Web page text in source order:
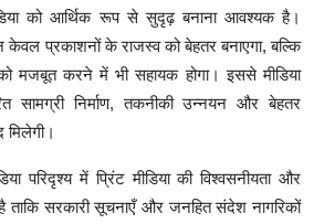
को आर्थिक रूप से सुदृढ़ बनाना आवश्यक है।
केवल प्रकाशनों के राजस्व को बेहतर बनाएगा, बल्कि
को मजबूत करने में भी सहायक होगा। इससे मीडिया
सामग्री निर्माण, तकनीकी उन्नयन और बेहतर
मिलेगी।
परिदृश्य में प्रिंट मीडिया की विश्वसनीयता और
ताकि सरकारी सूचनाएँ और जनहित संदेश नागरिकों